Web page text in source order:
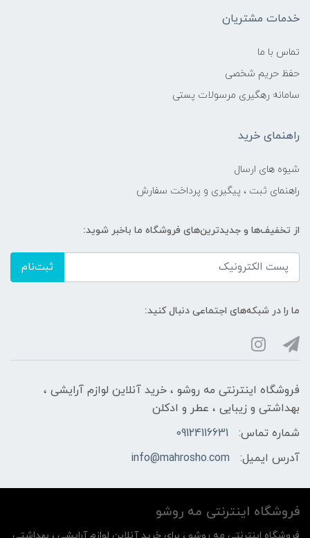
خدمات مشتریان
تماس با ما
حفظ حریم شخصی
سامانه رهگیری مرسولات پستی
راهنمای خرید
شیوه های ارسال
راهنمای ثبت ، پیگیری و پرداخت سفارش
از تخفیف‌ها و جدیدترین‌های فروشگاه ما باخبر شوید:
ثبت‌نام
ما را در شبکه‌های اجتماعی دنبال کنید:
فروشگاه اینترنتی مه‌ رو‌شو ، خرید آنلاین لوازم آرایشی ،
بهداشتی و زیبایی ، عطر و ادکلن
شماره تماس:
09124116631
آدرس ایمیل:
info@mahrosho.com
فروشگاه اینترنتی مه‌ رو‌شو